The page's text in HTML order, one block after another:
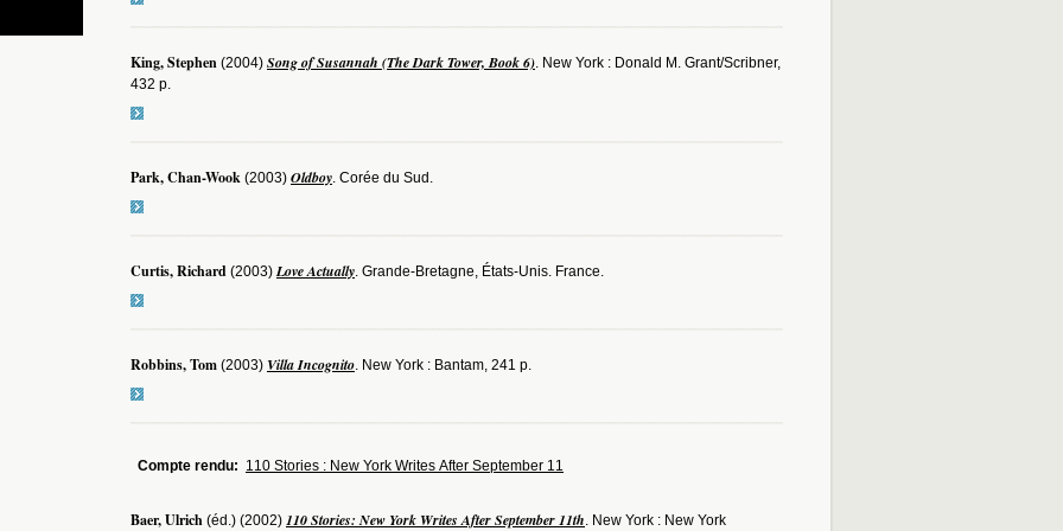
King, Stephen (2004) Song of Susannah (The Dark Tower, Book 6). New York : Donald M. Grant/Scribner,
432 p.
Park, Chan-Wook (2003) Oldboy. Corée du Sud.
Curtis, Richard (2003) Love Actually. Grande-Bretagne, États-Unis. France.
Robbins, Tom (2003) Villa Incognito. New York : Bantam, 241 p.
Compte rendu: 110 Stories : New York Writes After September 11
Baer, Ulrich (éd.) (2002) 110 Stories: New York Writes After September 11th. New York : New York